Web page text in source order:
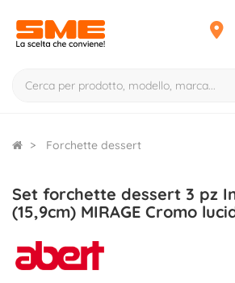
Forchette dessert
Set forchette dessert 3 pz
(15,9cm) MIRAGE Cromo